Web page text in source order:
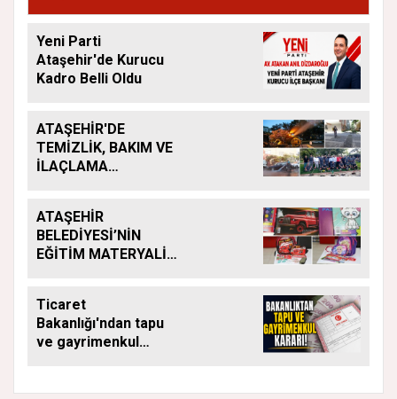
Yeni Parti
Ataşehir'de Kurucu
Kadro Belli Oldu
ATAŞEHİR'DE
TEMİZLİK, BAKIM VE
İLAÇLAMA
ATAŞEHİR
BELEDİYESİ’NİN
EĞİTİM MATERYALİ
SÜRÜYOR
Ticaret
Bakanlığı'ndan tapu
ve gayrimenkul